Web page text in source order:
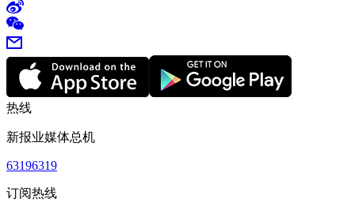
热线
新报业媒体总机
63196319
订阅热线